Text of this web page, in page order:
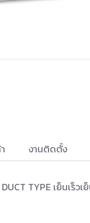
งานติดตั้ง
TYPE เย็นเร็